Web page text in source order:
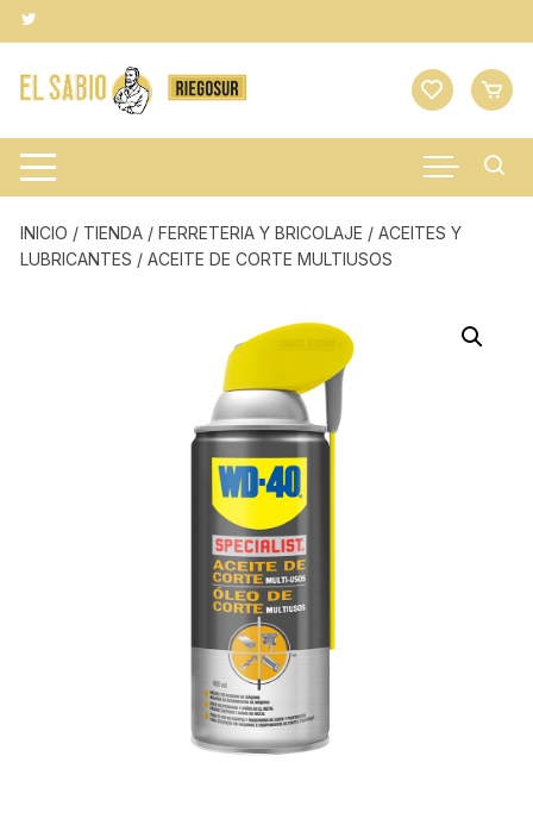
Saltar
al
contenido
INICIO / TIENDA /FERRETERIA Y BRICOLAJE /ACEITES Y
LUBRICANTES / ACEITE DE CORTE MULTIUSOS